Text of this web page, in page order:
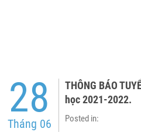
28
Tháng 06
THÔNG BÁO
học 2021-2022.
Posted in: